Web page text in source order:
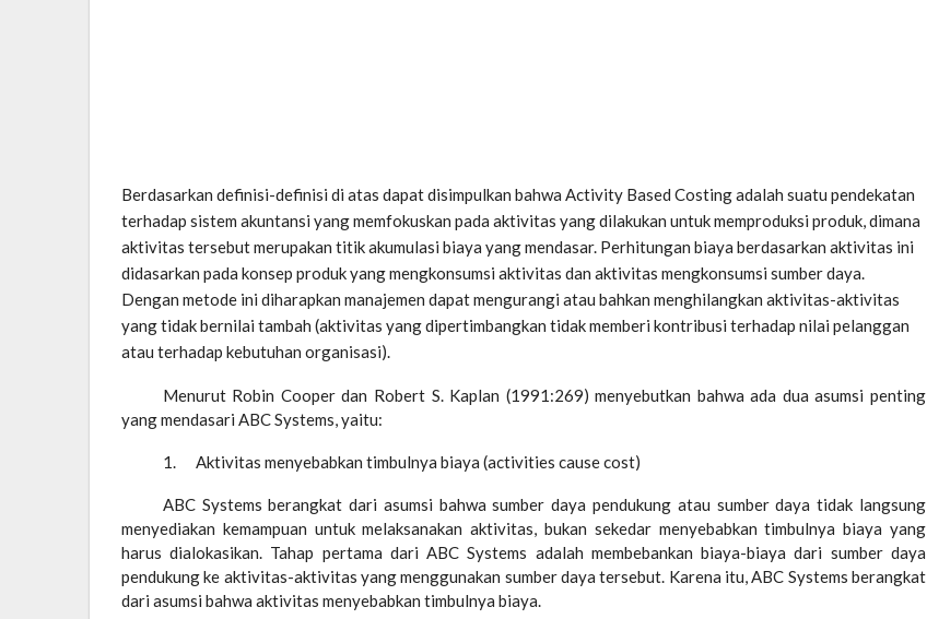
Berdasarkan definisi-definisi di atas dapat disimpulkan bahwa Activity Based Costing adalah suatu pendekatan
terhadap sistem akuntansi yang memfokuskan pada aktivitas yang dilakukan untuk memproduksi produk, dimana
aktivitas tersebut merupakan titik akumulasi biaya yang mendasar. Perhitungan biaya berdasarkan aktivitas ini
didasarkan pada konsep produk yang mengkonsumsi aktivitas dan aktivitas mengkonsumsi sumber daya.
Dengan metode ini diharapkan manajemen dapat mengurangi atau bahkan menghilangkan aktivitas-aktivitas
yang tidak bernilai tambah (aktivitas yang dipertimbangkan tidak memberi kontribusi terhadap nilai pelanggan
atau terhadap kebutuhan organisasi).
Menurut Robin Cooper dan Robert S. Kaplan (1991:269) menyebutkan bahwa ada dua asumsi penting
yang mendasari ABC Systems, yaitu:
1. Aktivitas menyebabkan timbulnya biaya (activities cause cost)
ABC Systems berangkat dari asumsi bahwa sumber daya pendukung atau sumber daya tidak langsung
menyediakan kemampuan untuk melaksanakan aktivitas, bukan sekedar menyebabkan timbulnya biaya yang
harus dialokasikan. Tahap pertama dari ABC Systems adalah membebankan biaya-biaya dari sumber daya
pendukung ke aktivitas-aktivitas yang menggunakan sumber daya tersebut. Karena itu, ABC Systems berangkat
dari asumsi bahwa aktivitas menyebabkan timbulnya biaya.